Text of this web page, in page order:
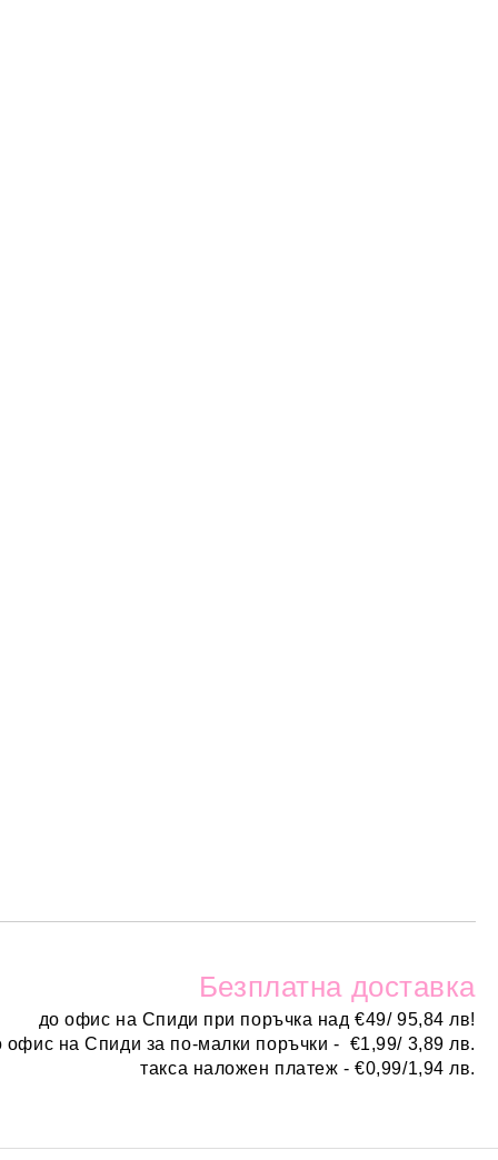
Безплатна доставка
до офис на Спиди при поръчка над€49/ 95,84 лв!
офис на Спиди за по-малки поръчки - €1,99/ 3,89 лв.
такса наложен платеж -€0,99/1,94 лв.